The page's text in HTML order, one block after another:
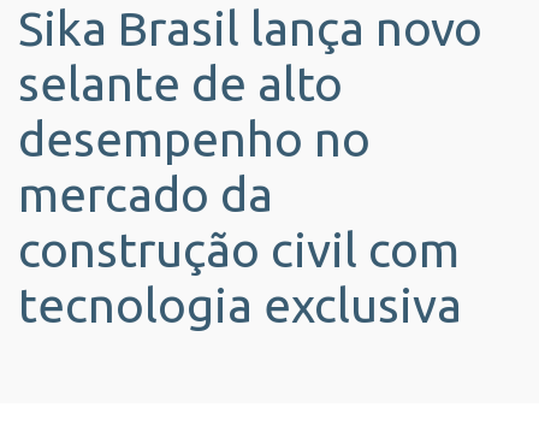
Sika Brasil lança novo
selante de alto
desempenho no
mercado da
construção civil com
tecnologia exclusiva